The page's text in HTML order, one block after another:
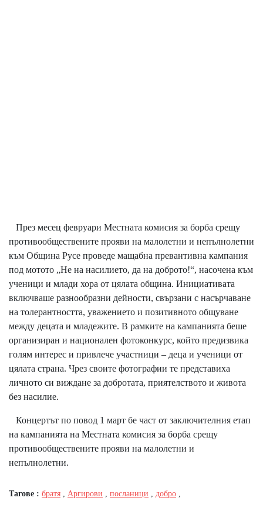
През месец февруари Местната комисия за борба срещу
противообществените прояви на малолетни и непълнолетни
към Община Русе проведе мащабна превантивна кампания
под мотото „Не на насилието, да на доброто!“, насочена към
ученици и млади хора от цялата община. Инициативата
включваше разнообразни дейности, свързани с насърчаване
на толерантността, уважението и позитивното общуване
между децата и младежите. В рамките на кампанията беше
организиран и национален фотоконкурс, който предизвика
голям интерес и привлече участници – деца и ученици от
цялата страна. Чрез своите фотографии те представиха
личното си виждане за добротата, приятелството и живота
без насилие.
Концертът по повод 1 март бе част от заключителния етап
на кампанията на Местната комисия за борба срещу
противообществените прояви на малолетни и
непълнолетни.
Тагове : братя , Аргирови , посланици , добро ,